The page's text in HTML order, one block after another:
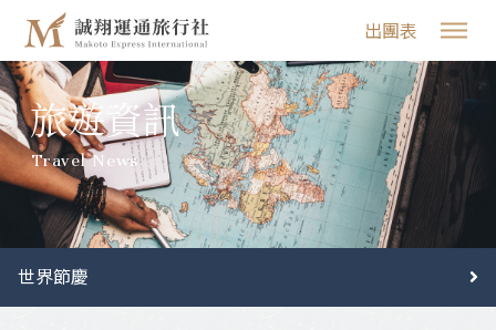
出團表
旅遊資訊
Travel News
世界節慶